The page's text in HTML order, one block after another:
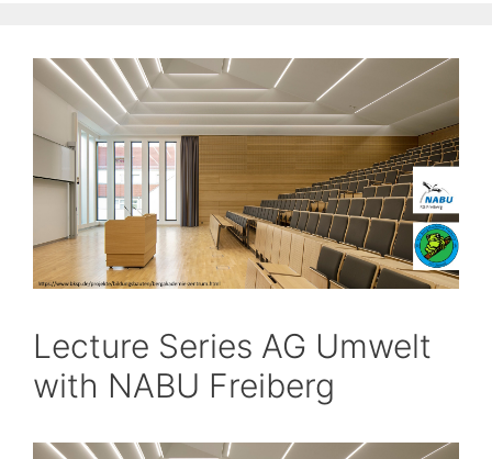
Lecture Series AG Umwelt
with NABU Freiberg